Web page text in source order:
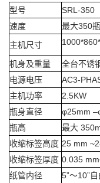
型号
SRL-350
速度
最大350
主机尺寸
机身及重量
全台不锈
电源电压
AC3-
主机功率
2.5KW
瓶身直径
φ25mm
瓶高
最大
收缩标签高度 25 mm
收缩标签厚度 0.035
纸管内径
5”～10”